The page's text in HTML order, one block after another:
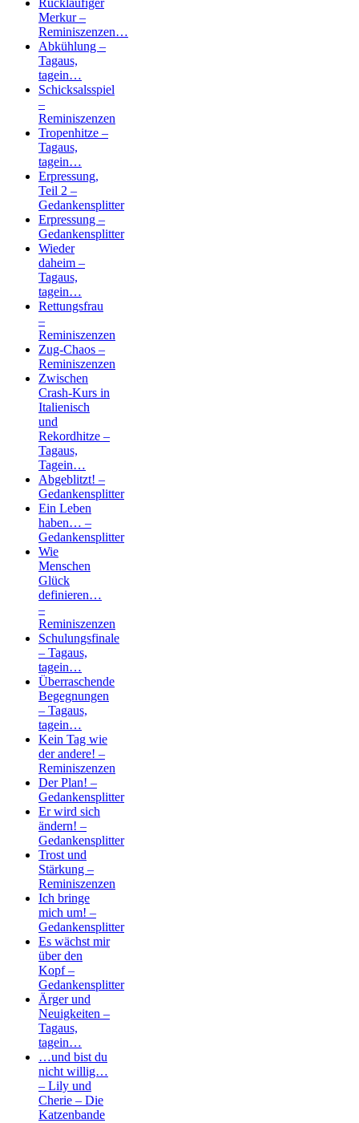
Rückläufiger
Merkur –
Reminiszenzen…
Abkühlung –
Tagaus,
tagein…
Schicksalsspiel
–
Reminiszenzen
Tropenhitze –
Tagaus,
tagein…
Erpressung,
Teil 2 –
Gedankensplitter
Erpressung –
Gedankensplitter
Wieder
daheim –
Tagaus,
tagein…
Rettungsfrau
–
Reminiszenzen
Zug-Chaos –
Reminiszenzen
Zwischen
Crash-Kurs in
Italienisch
und
Rekordhitze –
Tagaus,
Tagein…
Abgeblitzt! –
Gedankensplitter
Ein Leben
haben… –
Gedankensplitter
Wie
Menschen
Glück
definieren…
–
Reminiszenzen
Schulungsfinale
– Tagaus,
tagein…
Überraschende
Begegnungen
– Tagaus,
tagein…
Kein Tag wie
der andere! –
Reminiszenzen
Der Plan! –
Gedankensplitter
Er wird sich
ändern! –
Gedankensplitter
Trost und
Stärkung –
Reminiszenzen
Ich bringe
mich um! –
Gedankensplitter
Es wächst mir
über den
Kopf –
Gedankensplitter
Ärger und
Neuigkeiten –
Tagaus,
tagein…
…und bist du
nicht willig…
– Lily und
Cherie – Die
Katzenbande